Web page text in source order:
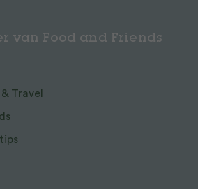
van Food and Friends
Travel